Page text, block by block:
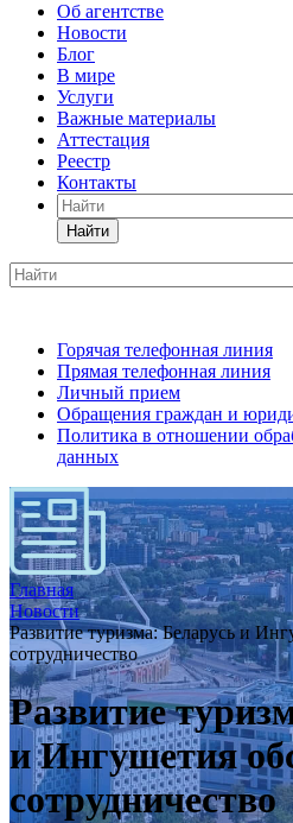
Об агентстве
Новости
Блог
В мире
Услуги
Важные материалы
Аттестация
Реестр
Контакты
Найти
Горячая телефонная линия
Прямая телефонная линия
Личный прием
Обращения граждан и
Политика в отношении
данных
Главная
Новости
Развитие туризма: Беларусь и
сотрудничество
Развитие
и Ингушетия
сотрудничество